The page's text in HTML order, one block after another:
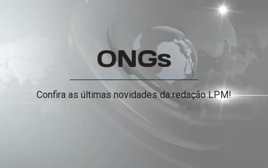
ONGs
Confira as últimas novidades da redação LPM!